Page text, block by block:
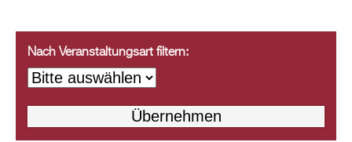
Nach Veranstaltungsart filtern: